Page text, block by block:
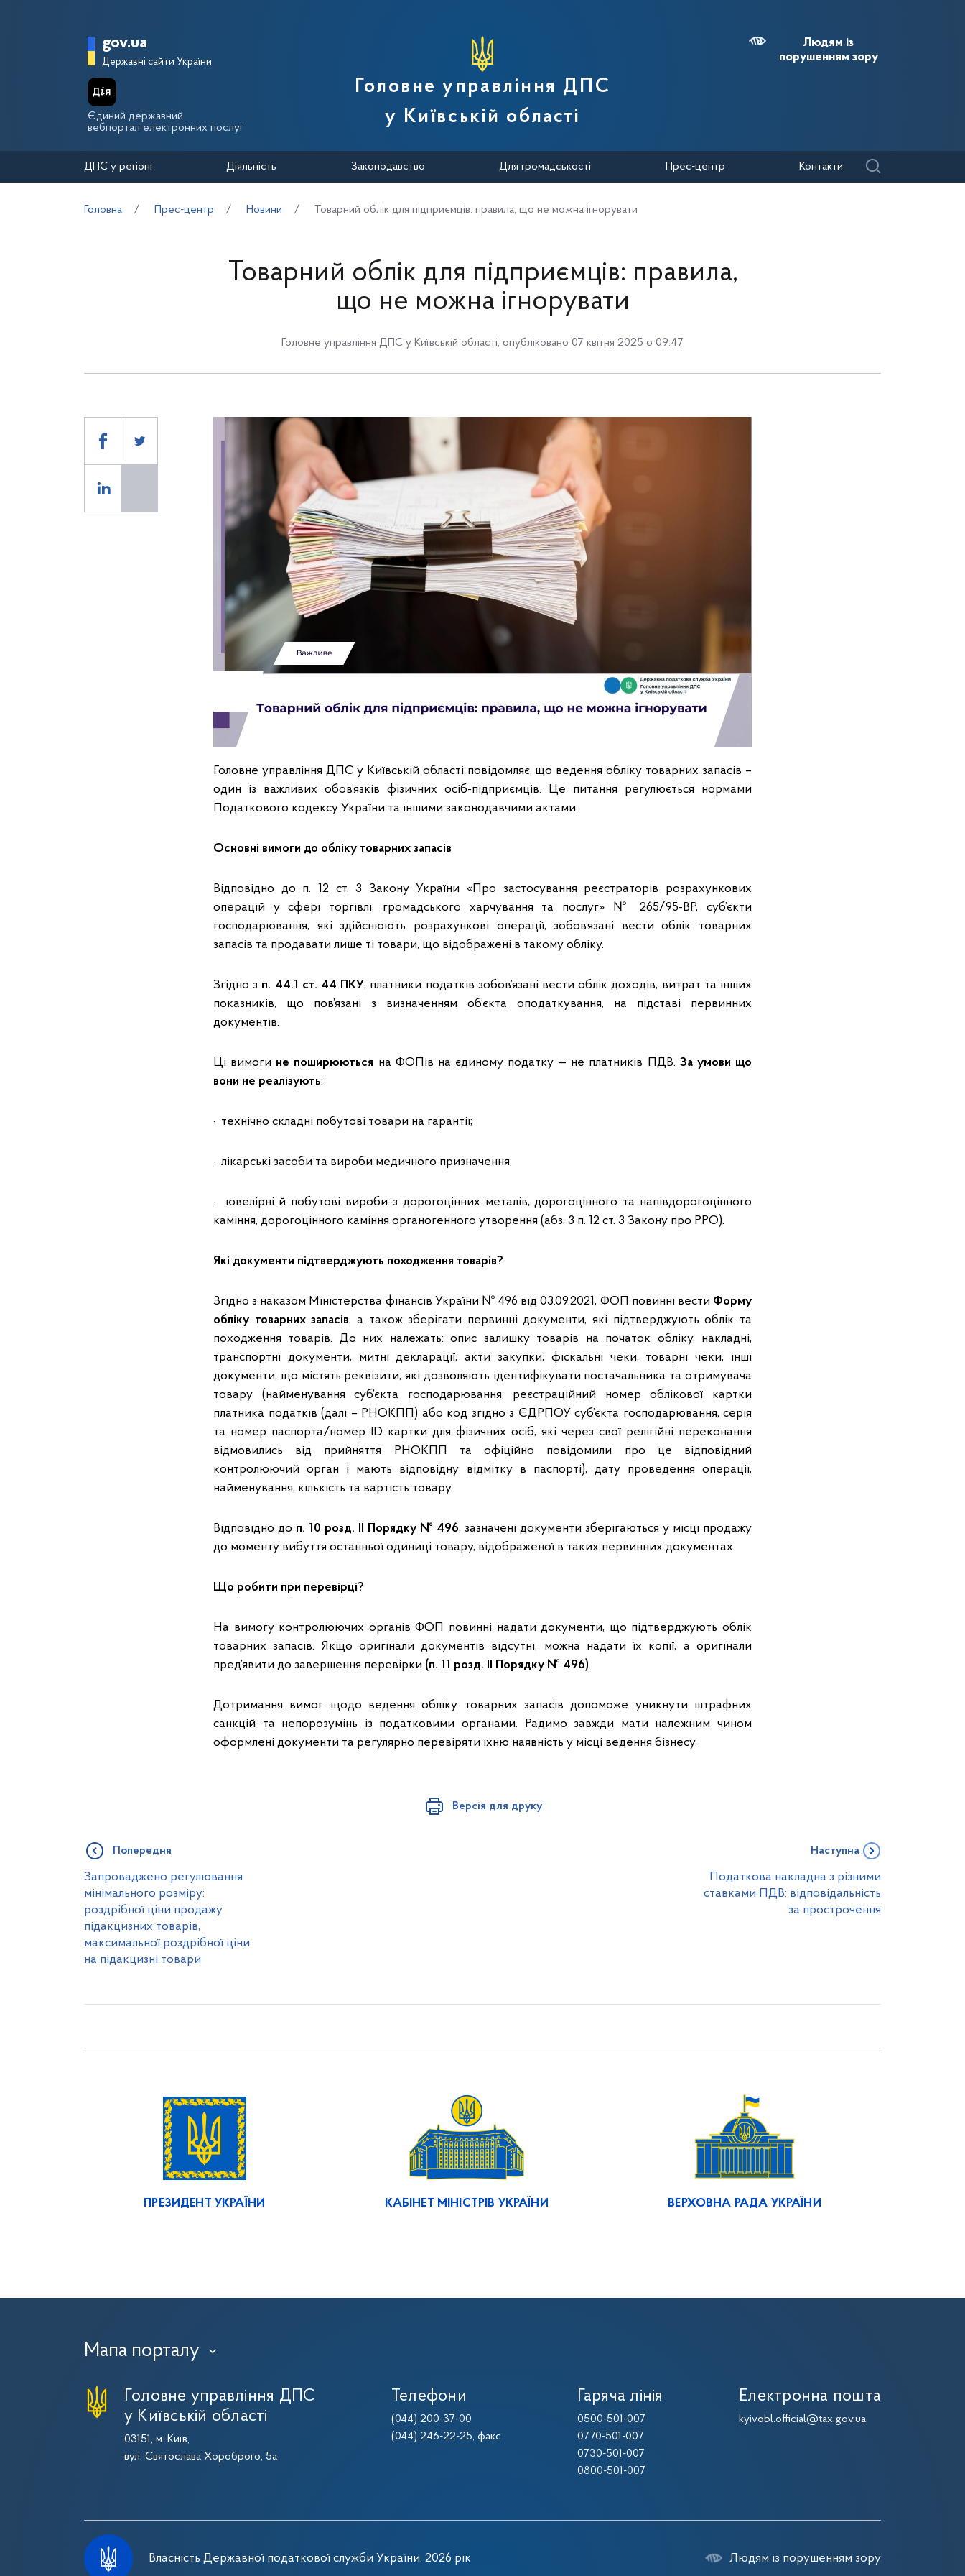
Головна сторінка Державної податкової служби України
gov.ua
Державні сайти України
Єдиний державний
вебпортал електронних послуг
Головне управління ДПС
у Київській області
Людям із
порушенням зору
ДПС у регіоні Діяльність Законодавство Для громадськості Прес-центр Контакти
Головна Прес-центр Новини Товарний облік для підприємців: правила, що не можна ігнорувати
Товарний облік для підприємців: правила,
що не можна ігнорувати
Головне управління ДПС у Київській області, опубліковано 07 квітня 2025 о 09:47
Головне управління ДПС у Київській області повідомляє, що ведення обліку товарних запасів –
один із важливих обов’язків фізичних осіб-підприємців. Це питання регулюється нормами
Податкового кодексу України та іншими законодавчими актами.
Основні вимоги до обліку товарних запасів
Відповідно до п. 12 ст. 3 Закону України «Про застосування реєстраторів розрахункових
операцій у сфері торгівлі, громадського харчування та послуг» № 265/95-ВР, суб’єкти
господарювання, які здійснюють розрахункові операції, зобов’язані вести облік товарних
запасів та продавати лише ті товари, що відображені в такому обліку.
Згідно з п. 44.1 ст. 44 ПКУ, платники податків зобов’язані вести облік доходів, витрат та інших
показників, що пов’язані з визначенням об’єкта оподаткування, на підставі первинних
документів.
Ці вимоги не поширюються на ФОПів на єдиному податку — не платників ПДВ. За умови що
вони не реалізують:
· технічно складні побутові товари на гарантії;
· лікарські засоби та вироби медичного призначення;
· ювелірні й побутові вироби з дорогоцінних металів, дорогоцінного та напівдорогоцінного
каміння, дорогоцінного каміння органогенного утворення (абз. 3 п. 12 ст. 3 Закону про РРО).
Які документи підтверджують походження товарів?
Згідно з наказом Міністерства фінансів України № 496 від 03.09.2021, ФОП повинні вести Форму
обліку товарних запасів, а також зберігати первинні документи, які підтверджують облік та
походження товарів. До них належать: опис залишку товарів на початок обліку, накладні,
транспортні документи, митні декларації, акти закупки, фіскальні чеки, товарні чеки, інші
документи, що містять реквізити, які дозволяють ідентифікувати постачальника та отримувача
товару (найменування суб’єкта господарювання, реєстраційний номер облікової картки
платника податків (далі – РНОКПП) або код згідно з ЄДРПОУ суб’єкта господарювання, серія
та номер паспорта/номер ID картки для фізичних осіб, які через свої релігійні переконання
відмовились від прийняття РНОКПП та офіційно повідомили про це відповідний
контролюючий орган і мають відповідну відмітку в паспорті), дату проведення операції,
найменування, кількість та вартість товару.
Відповідно до п. 10 розд. II Порядку № 496, зазначені документи зберігаються у місці продажу
до моменту вибуття останньої одиниці товару, відображеної в таких первинних документах.
Що робити при перевірці?
На вимогу контролюючих органів ФОП повинні надати документи, що підтверджують облік
товарних запасів. Якщо оригінали документів відсутні, можна надати їх копії, а оригінали
пред’явити до завершення перевірки (п. 11 розд. II Порядку № 496).
Дотримання вимог щодо ведення обліку товарних запасів допоможе уникнути штрафних
санкцій та непорозумінь із податковими органами. Радимо завжди мати належним чином
оформлені документи та регулярно перевіряти їхню наявність у місці ведення бізнесу.
Версія для друку
Попередня
Запроваджено регулювання
мінімального розміру:
роздрібної ціни продажу
підакцизних товарів,
максимальної роздрібної ціни
на підакцизні товари
Наступна
Податкова накладна з різними
ставками ПДВ: відповідальність
за прострочення
ПРЕЗИДЕНТ УКРАЇНИ КАБІНЕТ МІНІСТРІВ УКРАЇНИ ВЕРХОВНА РАДА УКРАЇНИ
Мапа порталу ›
Головне управління ДПС
у Київській області
03151, м. Київ,
вул. Святослава Хороброго, 5а
Телефони
(044) 200-37-00
(044) 246-22-25, факс
Гаряча лінія
0500-501-007
0770-501-007
0730-501-007
0800-501-007
Електронна пошта
kyivobl.official@tax.gov.ua
Власність Державної податкової служби України. 2026 рік Людям із порушенням зору